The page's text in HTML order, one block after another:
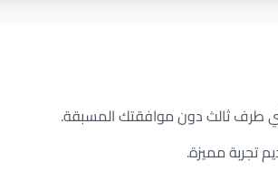
طرف ثالث دون موافقتك المسبقة.
تجربة مميزة.